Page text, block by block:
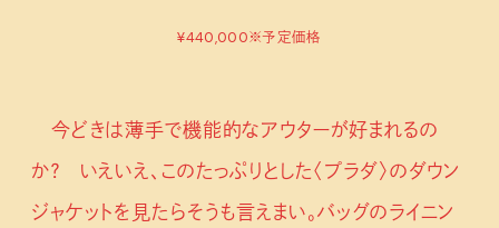
¥440,000※予定価格
今どきは薄手で機能的なアウターが好まれるの
か？ いえいえ、このたっぷりとした〈プラダ〉のダウン
ジャケットを見たらそうも言えまい。バッグのライニン